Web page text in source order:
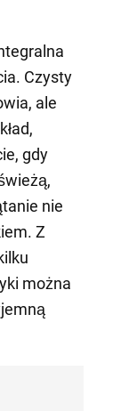
Czysty
ale
gdy
nie
Z
można